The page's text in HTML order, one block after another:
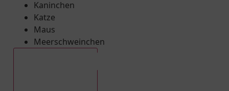
Kaninchen
Katze
Maus
Meerschweinchen